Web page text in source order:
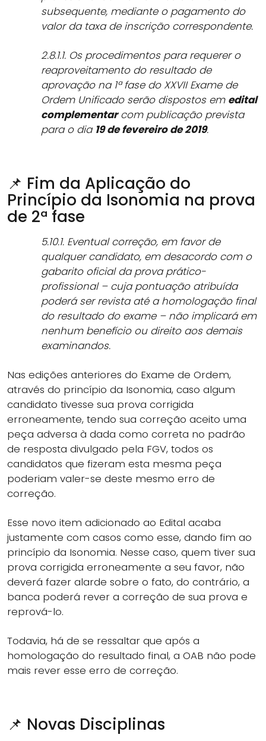
subsequente, mediante o pagamento do
valor da taxa de inscrição correspondente.
2.8.1.1. Os procedimentos para requerer o
reaproveitamento do resultado de
aprovação na 1ª fase do XXVII Exame de
Ordem Unificado serão dispostos em edital
complementarcom publicação prevista
para o dia 19 de fevereiro de 2019.
📌 Fim da Aplicação do
Princípio da Isonomia na prova
de 2ª fase
5.10.1. Eventual correção, em favor de
qualquer candidato, em desacordo com o
gabarito oficial da prova prático-
profissional – cuja pontuação atribuída
poderá ser revista até a homologação final
do resultado do exame – não implicará em
nenhum benefício ou direito aos demais
examinandos.
Nas edições anteriores do Exame de Ordem,
através do princípio da Isonomia, caso algum
candidato tivesse sua prova corrigida
erroneamente, tendo sua correção aceito uma
peça adversa à dada como correta no padrão
de resposta divulgado pela FGV, todos os
candidatos que fizeram esta mesma peça
poderiam valer-se deste mesmo erro de
correção.
Esse novo item adicionado ao Edital acaba
justamente com casos como esse, dando fim ao
princípio da Isonomia. Nesse caso, quem tiver sua
prova corrigida erroneamente a seu favor, não
deverá fazer alarde sobre o fato, do contrário, a
banca poderá rever a correção de sua prova e
reprová-lo.
Todavia, há de se ressaltar que após a
homologação do resultado final, a OAB não pode
mais rever esse erro de correção.
📌 Novas Disciplinas